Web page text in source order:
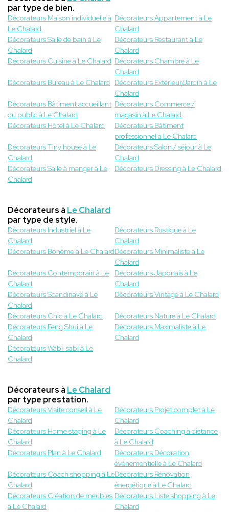
par type de bien.
Décorateurs Maison individuelle à
Le Chalard
Décorateurs Appartement à Le
Chalard
Décorateurs Salle de bain à Le
Chalard
Décorateurs Restaurant à Le
Chalard
Décorateurs Cuisine à Le Chalard Décorateurs Chambre à Le
Chalard
Décorateurs Bureau à Le Chalard
Décorateurs Extérieur/Jardin à Le
Chalard
Décorateurs Bâtiment accueillant
du public à Le Chalard
Décorateurs Commerce /
magasin à Le Chalard
Décorateurs Hôtel à Le Chalard
Décorateurs Bâtiment
professionnel à Le Chalard
Décorateurs Tiny house à Le
Chalard
Décorateurs Salon / séjour à Le
Chalard
Décorateurs Salle à manger à Le
Chalard
Décorateurs Dressing à Le Chalard
Décorateurs à Le Chalard
par type de style.
Décorateurs Industriel à Le
Chalard
Décorateurs Rustique à Le
Chalard
Décorateurs Bohème à Le ChalardDécorateurs Minimaliste à Le
Chalard
Décorateurs Contemporain à Le
Chalard
Décorateurs Japonais à Le
Chalard
Décorateurs Scandinave à Le
Chalard
Décorateurs Vintage à Le Chalard
Décorateurs Chic à Le Chalard
Décorateurs Nature à Le Chalard
Décorateurs Feng Shui à Le
Chalard
Décorateurs Maximaliste à Le
Chalard
Décorateurs Wabi-sabi à Le
Chalard
Décorateurs à Le Chalard
par type prestation.
Décorateurs Visite conseil à Le
Chalard
Décorateurs Projet complet à Le
Chalard
Décorateurs Home staging à Le
Chalard
Décorateurs Coaching à distance
à Le Chalard
Décorateurs Plan à Le Chalard
Décorateurs Décoration
événementielle à Le Chalard
Décorateurs Coach shopping à Le
Chalard
Décorateurs Rénovation
énergétique à Le Chalard
Décorateurs Création de meubles
à Le Chalard
Décorateurs Liste shopping à Le
Chalard